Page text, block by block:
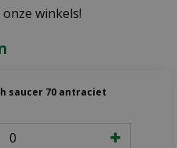
winkels!
saucer 70 antraciet